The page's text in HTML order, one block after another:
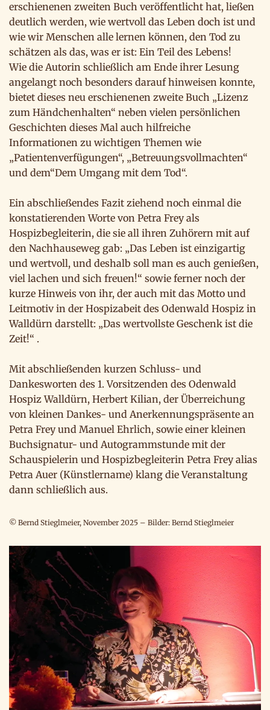
erschienenen zweiten Buch veröffentlicht hat, ließen
deutlich werden, wie wertvoll das Leben doch ist und
wie wir Menschen alle lernen können, den Tod zu
schätzen als das, was er ist: Ein Teil des Lebens!
Wie die Autorin schließlich am Ende ihrer Lesung
angelangt noch besonders darauf hinweisen konnte,
bietet dieses neu erschienenen zweite Buch „Lizenz
zum Händchenhalten“ neben vielen persönlichen
Geschichten dieses Mal auch hilfreiche
Informationen zu wichtigen Themen wie
„Patientenverfügungen“, „Betreuungsvollmachten“
und dem“Dem Umgang mit dem Tod“.
Ein abschließendes Fazit ziehend noch einmal die
konstatierenden Worte von Petra Frey als
Hospizbegleiterin, die sie all ihren Zuhörern mit auf
den Nachhauseweg gab: „Das Leben ist einzigartig
und wertvoll, und deshalb soll man es auch genießen,
viel lachen und sich freuen!“ sowie ferner noch der
kurze Hinweis von ihr, der auch mit das Motto und
Leitmotiv in der Hospizabeit des Odenwald Hospiz in
Walldürn darstellt: „Das wertvollste Geschenk ist die
Zeit!“ .
Mit abschließenden kurzen Schluss- und
Dankesworten des 1. Vorsitzenden des Odenwald
Hospiz Walldürn, Herbert Kilian, der Überreichung
von kleinen Dankes- und Anerkennungspräsente an
Petra Frey und Manuel Ehrlich, sowie einer kleinen
Buchsignatur- und Autogrammstunde mit der
Schauspielerin und Hospizbegleiterin Petra Frey alias
Petra Auer (Künstlername) klang die Veranstaltung
dann schließlich aus.
© Bernd Stieglmeier, November 2025 – Bilder: Bernd Stieglmeier